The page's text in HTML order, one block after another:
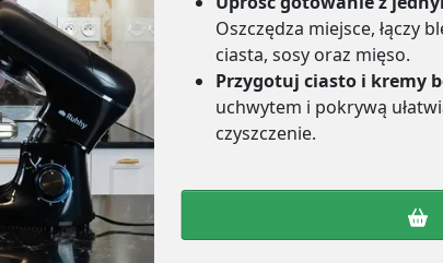
Oszczędza miejsce, łączy
ciasta, sosy oraz mięso.
Przygotuj ciasto i kremy
uchwytem i pokrywą
czyszczenie.